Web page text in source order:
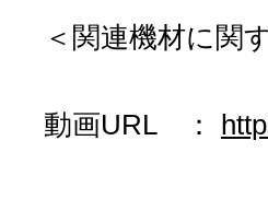
＜関連機材に関
動画URL ：